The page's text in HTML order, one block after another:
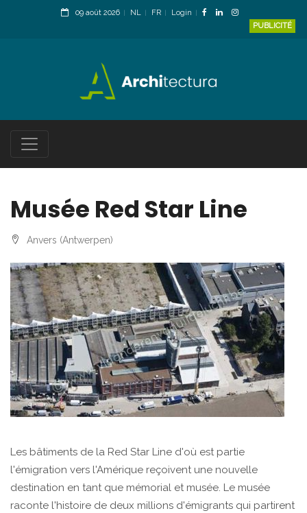
09 août 2026 NL FR
Login
PUBLICITÉ
Musée Red Star Line
Anvers (Antwerpen)
Les bâtiments de la Red Star Line d'où est partie
l'émigration vers l'Amérique reçoivent une nouvelle
destination en tant que mémorial et musée. Le musée
raconte l'histoire de deux millions d'émigrants qui partirent